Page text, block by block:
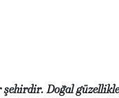
Doğal